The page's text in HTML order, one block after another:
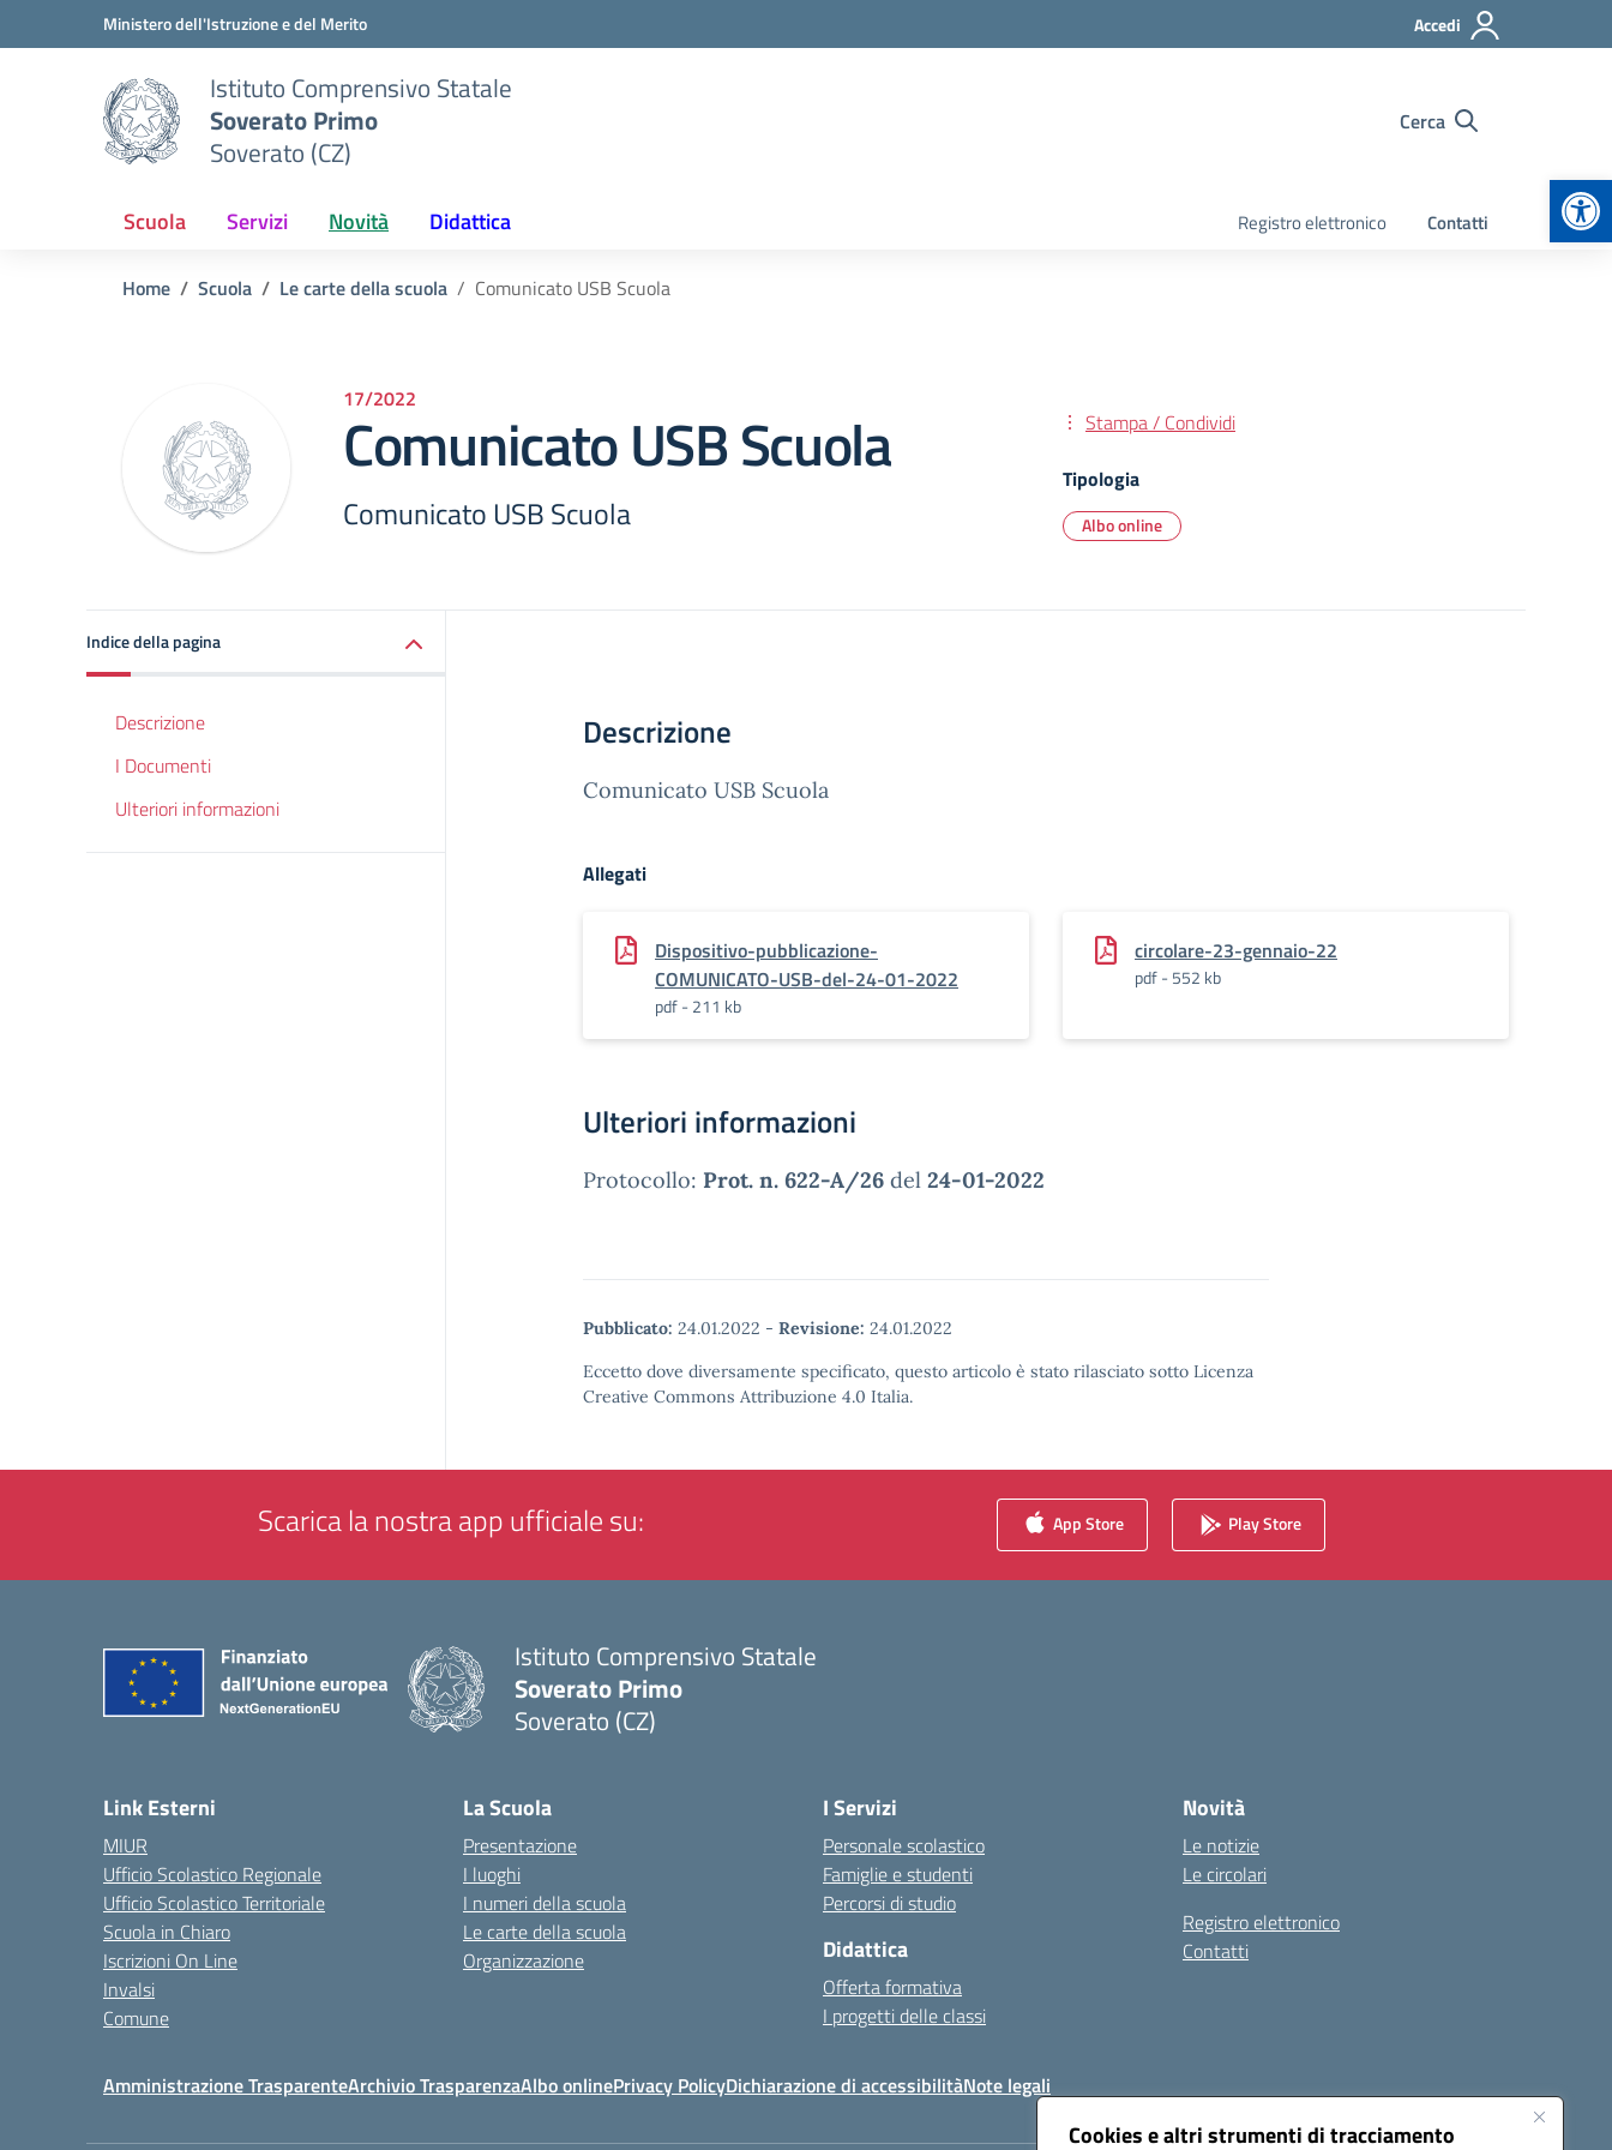
Cookies e altri strumenti di tracciamento
Vai ai contenuti
Vai al menu di navigazioneMinistero dell'Istruzione e del Merito Accedi
Istituto Comprensivo Statale
Soverato Primo
Soverato (CZ)
Cerca
Scuola Servizi Novità Didattica Registro elettronico Contatti
Home Scuola Le carte della scuola Comunicato USB Scuola
17/2022
Comunicato USB Scuola
Comunicato USB Scuola
Stampa / Condividi
Tipologia
Albo online
Indice della pagina
Descrizione
I Documenti
Ulteriori informazioni
Descrizione
Comunicato USB Scuola
Allegati
Dispositivo-pubblicazione-
COMUNICATO-USB-del-24-01-2022
pdf - 211 kb
circolare-23-gennaio-22
pdf - 552 kb
Ulteriori informazioni
Protocollo: Prot. n. 622-A/26 del 24-01-2022
Pubblicato: 24.01.2022 - Revisione: 24.01.2022
Eccetto dove diversamente specificato, questo articolo è stato rilasciato sotto Licenza
Creative Commons Attribuzione 4.0 Italia.
Scarica la nostra app ufficiale su: App Store Play Store
Istituto Comprensivo Statale
Soverato Primo
Soverato (CZ)
Link Esterni
MIUR
Ufficio Scolastico Regionale
Ufficio Scolastico Territoriale
Scuola in Chiaro
Iscrizioni On Line
Invalsi
Comune
La Scuola
Presentazione
I luoghi
I numeri della scuola
Le carte della scuola
Organizzazione
I Servizi
Personale scolastico
Famiglie e studenti
Percorsi di studio
Didattica
Offerta formativa
I progetti delle classi
Novità
Le notizie
Le circolari
Registro elettronico
Contatti
Amministrazione TrasparenteArchivio TrasparenzaAlbo onlinePrivacy PolicyDichiarazione di accessibilitàNote legali